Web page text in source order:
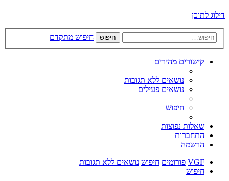
דילוג לתוכן
חיפוש חיפוש מתקדם
קישורים מהירים
נושאים ללא תגובות
נושאים פעילים
חיפוש
שאלות נפוצות
התחברות
הרשמה
VGF פורומים חיפוש נושאים ללא תגובות
חיפוש